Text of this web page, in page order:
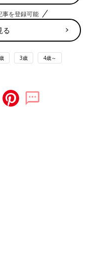
事を登録可能
る
3歳 4歳～